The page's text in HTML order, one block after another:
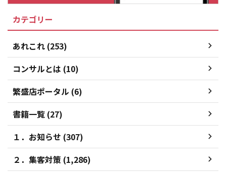
カテゴリー
あれこれ (253)
コンサルとは (10)
繁盛店ポータル (6)
書籍一覧 (27)
１．お知らせ (307)
２．集客対策 (1,286)